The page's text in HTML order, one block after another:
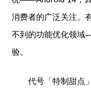
消费者的广泛关注。
不到的功能优化领域
验。
代号「特制甜点